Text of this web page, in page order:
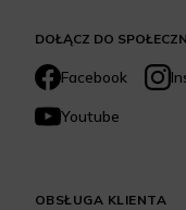
DOŁĄCZ DO
Facebook
Youtube
OBSŁUGA KLIENTA